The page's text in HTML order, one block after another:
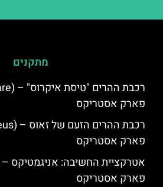
מתקנים
פארק אסטריקס
פארק אסטריקס
פארק אסטריקס